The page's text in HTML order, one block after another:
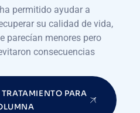
permitido ayudar a
su calidad de vida,
parecían menores pero
consecuencias
PARA